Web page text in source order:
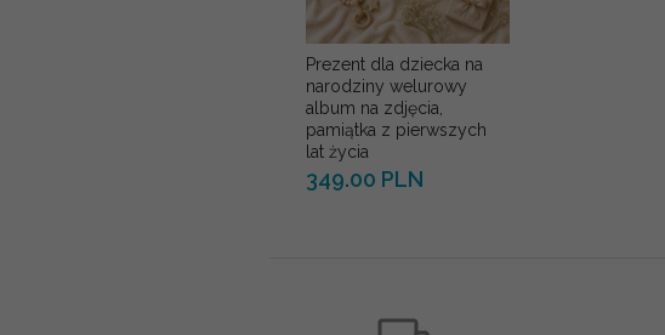
Prezent dla dziecka na
narodziny welurowy
album na zdjęcia,
pamiątka z pierwszych
lat życia
349.00 PLN